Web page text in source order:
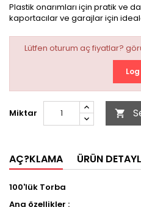
Plastik onarımları için pratik ve
kaportacılar ve garajlar için
Lütfen oturum aç fiyatlar?
Miktar 
AÇ?KLAMA ÜRÜN
100'lük Torba
Ana özellikler :